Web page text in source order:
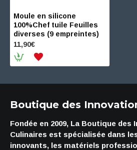
Moule en silicone
100%Chef tuile Feuilles
diverses (9 empreintes)
11,90€
Boutique des
Fondée en 2009, La Boutique des
Culinaires est spécialisée dans
innovants, les matériels